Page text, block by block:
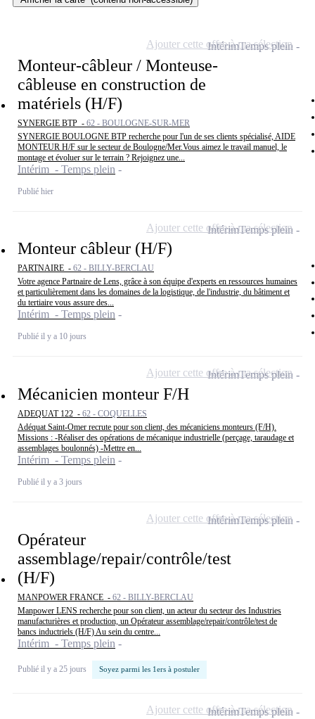
Monteur-câbleur / Monteuse-
câbleuse en construction de
matériels (H/F)
SYNERGIE BTP - 62 - BOULOGNE-SUR-MER
SYNERGIE BOULOGNE BTP recherche pour l'un de ses clients spécialisé, AIDE
MONTEUR H/F sur le secteur de Boulogne/Mer.Vous aimez le travail manuel, le
montage et évoluer sur le terrain ? Rejoignez une...
Intérim - Temps plein
Publié hier
IntérimTemps plein
Ajouter cette offre à ma sélection
Monteur câbleur (H/F)
PARTNAIRE - 62 - BILLY-BERCLAU
Votre agence Partnaire de Lens, grâce à son équipe d'experts en ressources humaines
et particulièrement dans les domaines de la logistique, de l'industrie, du bâtiment et
du tertiaire vous assure des...
Intérim - Temps plein
Publié il y a 10 jours
IntérimTemps plein
Ajouter cette offre à ma sélection
Mécanicien monteur F/H
ADEQUAT 122 - 62 - COQUELLES
Adéquat Saint-Omer recrute pour son client, des mécaniciens monteurs (F/H).
Missions : -Réaliser des opérations de mécanique industrielle (perçage, taraudage et
assemblages boulonnés) -Mettre en...
Intérim - Temps plein
Publié il y a 3 jours
IntérimTemps plein
Ajouter cette offre à ma sélection
Opérateur
assemblage/repair/contrôle/test
(H/F)
MANPOWER FRANCE - 62 - BILLY-BERCLAU
Manpower LENS recherche pour son client, un acteur du secteur des Industries
manufacturières et production, un Opérateur assemblage/repair/contrôle/test de
bancs inductriels (H/F) Au sein du centre...
Intérim - Temps plein
Publié il y a 25 jours Soyez parmi les 1ers à postuler
IntérimTemps plein
Ajouter cette offre à ma sélection
IntérimTemps plein
Ajouter cette offre à ma sélection